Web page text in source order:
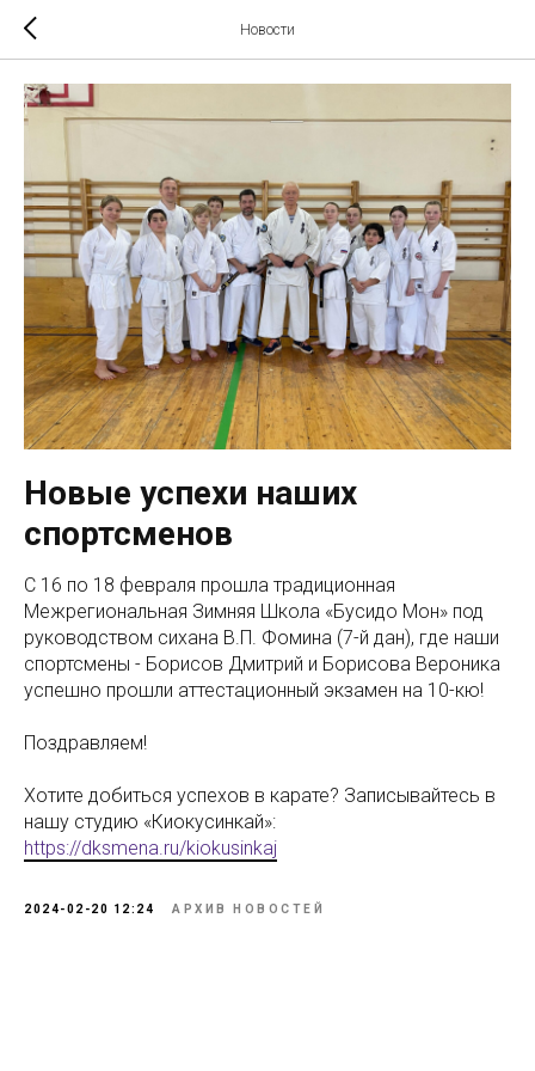
Новости
Новые успехи наших
спортсменов
С 16 по 18 февраля прошла традиционная
Межрегиональная Зимняя Школа «Бусидо Мон» под
руководством сихана В.П. Фомина (7-й дан), где наши
спортсмены - Борисов Дмитрий и Борисова Вероника
успешно прошли аттестационный экзамен на 10-кю!
Поздравляем!
Хотите добиться успехов в карате? Записывайтесь в
нашу студию «Киокусинкай»:
https://dksmena.ru/kiokusinkaj
2024-02-20 12:24 АРХИВ НОВОСТЕЙ